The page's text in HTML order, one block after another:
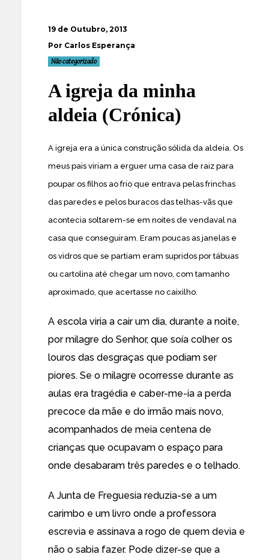
19 de Outubro, 2013
Por Carlos Esperança
Não categorizado
A igreja da minha
aldeia (Crónica)
A igreja era a única construção sólida da aldeia. Os
meus pais viriam a erguer uma casa de raiz para
poupar os filhos ao frio que entrava pelas frinchas
das paredes e pelos buracos das telhas-vãs que
acontecia soltarem-se em noites de vendaval na
casa que conseguiram. Eram poucas as janelas e
os vidros que se partiam eram supridos por tábuas
ou cartolina até chegar um novo, com tamanho
aproximado, que acertasse no caixilho.
A escola viria a cair um dia, durante a noite,
por milagre do Senhor, que soía colher os
louros das desgraças que podiam ser
piores. Se o milagre ocorresse durante as
aulas era tragédia e caber-me-ia a perda
precoce da mãe e do irmão mais novo,
acompanhados de meia centena de
crianças que ocupavam o espaço para
onde desabaram três paredes e o telhado.
A Junta de Freguesia reduzia-se a um
carimbo e um livro onde a professora
escrevia e assinava a rogo de quem devia e
não o sabia fazer. Pode dizer-se que a